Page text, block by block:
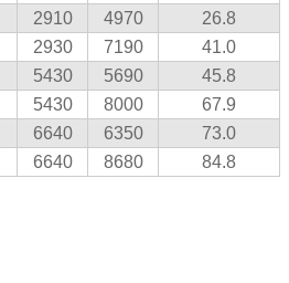
2910 4970
26.8
2930 7190
41.0
5430 5690
45.8
5430 8000
67.9
6640 6350
73.0
6640 8680 84.8